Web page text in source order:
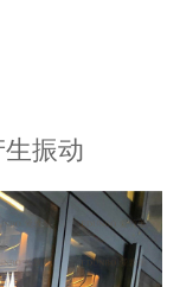
振动